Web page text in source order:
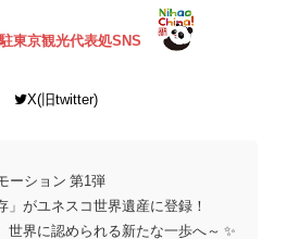
東京観光代表処SNS
X(旧twitter)
ーション 第1弾
」がユネスコ世界遺産に登録！
世界に認められる新たな一歩へ～ ✨